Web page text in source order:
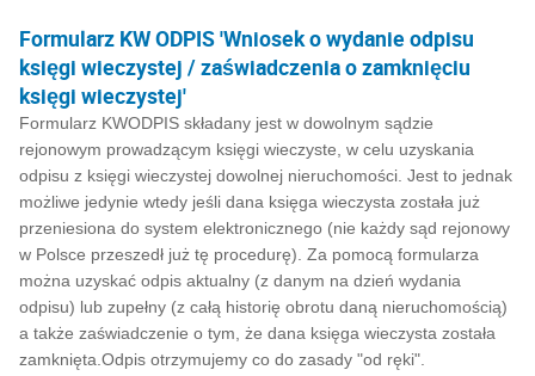
Formularz KW ODPIS 'Wniosek o wydanie odpisu
księgi wieczystej / zaświadczenia o zamknięciu
księgi wieczystej'
Formularz KWODPIS składany jest w dowolnym sądzie
rejonowym prowadzącym księgi wieczyste, w celu uzyskania
odpisu z księgi wieczystej dowolnej nieruchomości. Jest to jednak
możliwe jedynie wtedy jeśli dana księga wieczysta została już
przeniesiona do system elektronicznego (nie każdy sąd rejonowy
w Polsce przeszedł już tę procedurę). Za pomocą formularza
można uzyskać odpis aktualny (z danym na dzień wydania
odpisu) lub zupełny (z całą historię obrotu daną nieruchomością)
a także zaświadczenie o tym, że dana księga wieczysta została
zamknięta.Odpis otrzymujemy co do zasady "od ręki".